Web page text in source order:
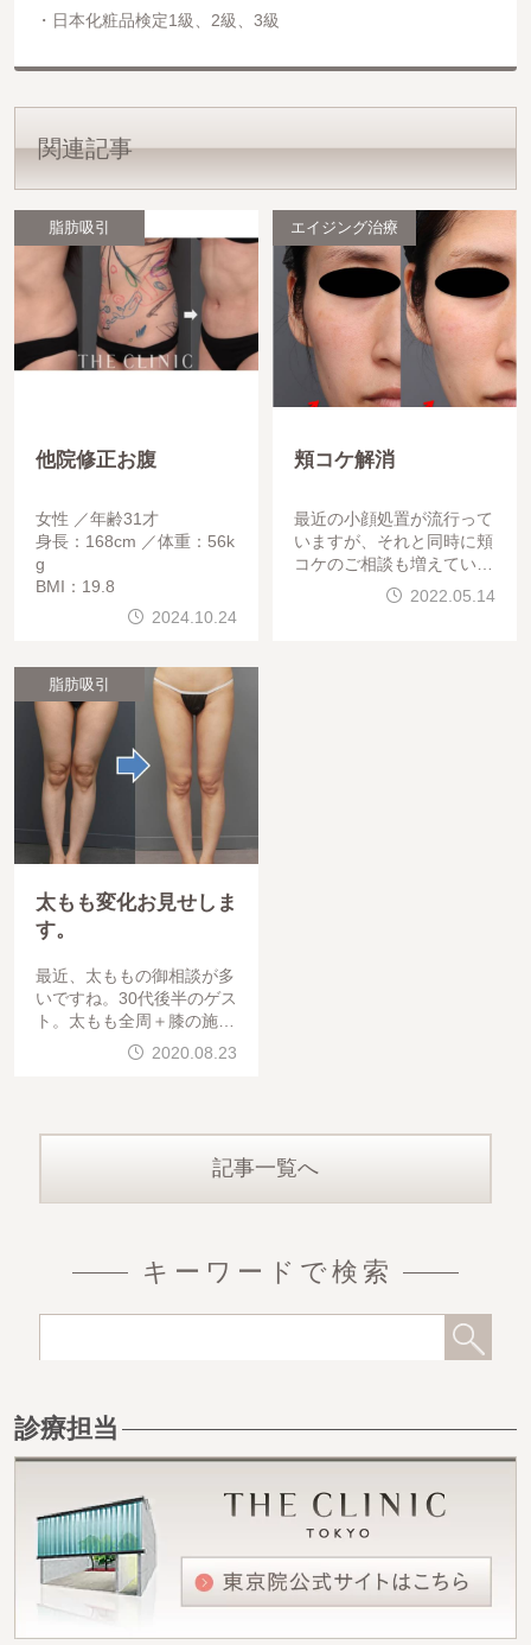
日本化粧品検定1級、2級、3級
関連記事
脂肪吸引
他院修正お腹
女性
年齢31才
身長：168cm
体重：56k
g
BMI：19.8
2024.10.24
エイジング治療
頬コケ解消
最近の小顔処置が流行って
いますが、それと同時に頬
コケのご相談も増えていま
す。やりすぎず、自然に頬
コケが解消しました。
2022.05.14
脂肪吸引
太もも変化お見せしま
す。
最近、太ももの御相談が多
いですね。30代後半のゲス
ト。太もも全周＋膝の施術
を受けていただきました。
内側のストレートラインと
2020.08.23
記事一覧へ
キーワードで検索
診療担当